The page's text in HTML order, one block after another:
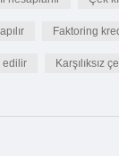
Faktoring
edilir Karşılıksız